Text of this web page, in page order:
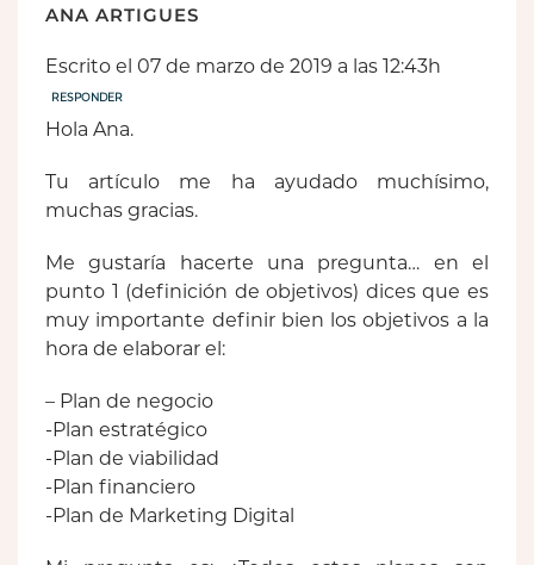
ANA ARTIGUES
Escrito el 07 de marzo de 2019 a las 12:43h
RESPONDER
Hola Ana.
Tu artículo me ha ayudado muchísimo,
muchas gracias.
Me gustaría hacerte una pregunta… en el
punto 1 (definición de objetivos) dices que es
muy importante definir bien los objetivos a la
hora de elaborar el:
– Plan de negocio
-Plan estratégico
-Plan de viabilidad
-Plan financiero
-Plan de Marketing Digital